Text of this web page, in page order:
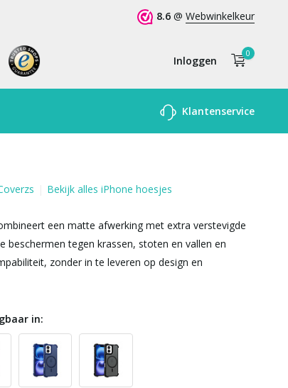
8.6 @ Webwinkelkeur
Inloggen
Account
0
Klantenservice
Bekijk alles iPhone hoesjes
een matte afwerking met extra verstevigde
beschermen tegen krassen, stoten en vallen en
zonder in te leveren op design en
in: